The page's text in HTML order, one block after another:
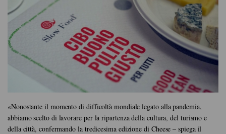
«Nonostante il momento di difficoltà mondiale legato alla pandemia,
abbiamo scelto di lavorare per la ripartenza della cultura, del turismo e
della città, confermando la tredicesima edizione di Cheese – spiega il